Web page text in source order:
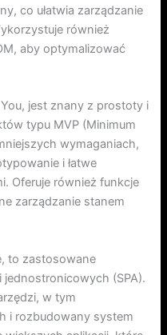
co ułatwia zarządzanie
również
aby optymalizować
jest znany z prostoty i
typu MVP (Minimum
wymaganiach,
i łatwe
Oferuje również funkcje
zarządzanie stanem
to zastosowane
(SPA).
w tym
i rozbudowany system